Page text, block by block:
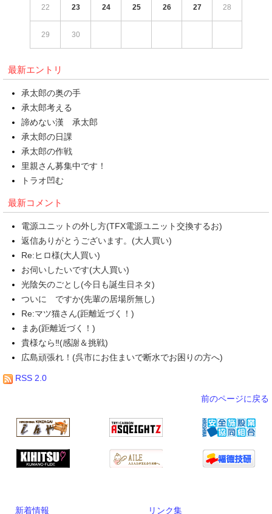
22 23 24 25 26 27 28
29 30
最新エントリ
承太郎の奥の手
承太郎考える
諦めない漢 承太郎
承太郎の日課
承太郎の作戦
里親さん募集中です！
トラオ凹む
最新コメント
電源ユニットの外し方(TFX電源ユニット交換するお)
返信ありがとうございます。(大人買い)
Re:ヒロ様(大人買い)
お伺いしたいです(大人買い)
光陰矢のごとし(今日も誕生日ネタ)
ついに ですか(先輩の居場所無し)
Re:マツ猫さん(距離近づく！)
まあ(距離近づく！)
貴様なら‼(感謝＆挑戦)
広島頑張れ！(呉市にお住まいで断水でお困りの方へ)
RSS 2.0
前のページに戻る
新着情報 リンク集